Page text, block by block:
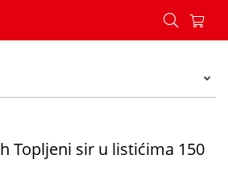
Sandwich Topljeni sir u listićima 150 g -
Topljeni sir u listićima 150